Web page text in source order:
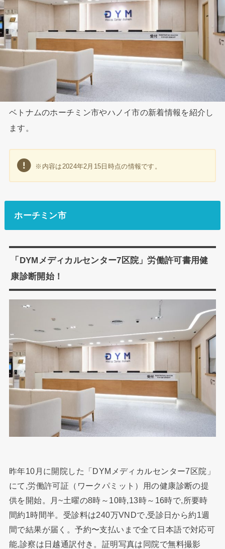
ベトナムのホーチミン市やハノイ市の新着情報を紹介し
ます。
※内容は2024年2月15日時点の情報です。
ホーチミン市
「DYMメディカルセンター7区院」労働許可書用健
康診断開始！
昨年10月に開院した「DYMメディカルセンター7区院」
にて,労働許可証（ワークパミット）用の健康診断の提
供を開始。月~土曜の8時～10時,13時～16時で,所要時
間約1時間半。受診料は240万VNDで,受診日から約1週
間で結果が届く。予約〜支払いまで全て日本語で対応可
能,診察は日越通訳付き。証明写真は同院で無料撮影